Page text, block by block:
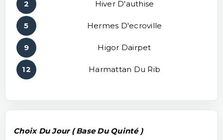
2 Hiver D'authise
5 Hermes D'ecroville
9 Higor Dairpet
12 Harmattan Du Rib
Choix Du Jour ( Base Du Quinté )